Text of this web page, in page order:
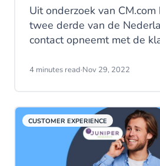
Uit onderzoek van
twee derde van de
contact opneemt met de
antwoord op hun vragen
met de klantenservice dan
schoonfamilie.
4 minutes read·Nov 29, 2022
CUSTOMER EXPERIENCE